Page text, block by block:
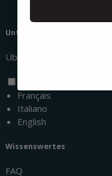
Unternehmen
Über uns
Français
Italiano
English
Wissenswertes
FAQ